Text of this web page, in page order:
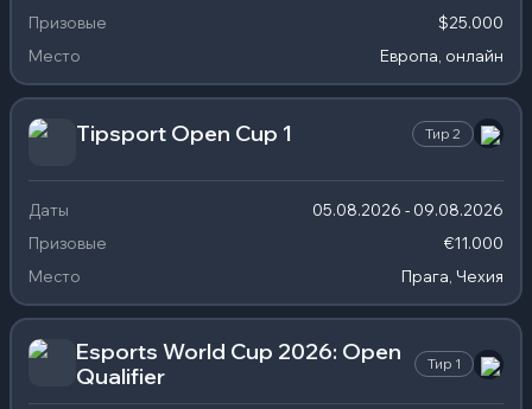
Призовые
$25.000
Место
Европа, онлайн
Tipsport Open Cup 1 Тир 2
Даты
05.08.2026 - 09.08.2026
Призовые
€11.000
Место
Прага, Чехия
Esports World Cup 2026: Open
Qualifier
Тир 1